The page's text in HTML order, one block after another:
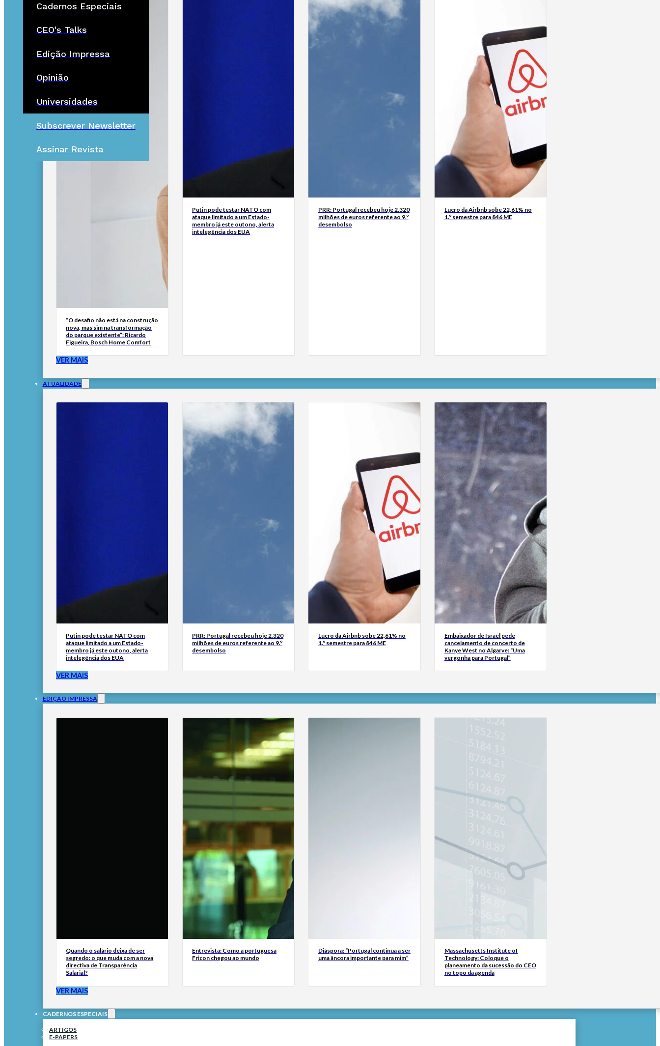
Cadernos Especiais
CEO's Talks
Edição Impressa
Opinião
Universidades
Subscrever Newsletter
Assinar Revista
“O desafio não está na construção
nova, mas sim na transformação
do parque existente”: Ricardo
Figueira, Bosch Home Comfort
Putin pode testar NATO com
ataque limitado a um Estado-
membro já este outono, alerta
intelegência dos EUA
PRR: Portugal recebeu hoje 2.320
milhões de euros referente ao 9.º
desembolso
Lucro da Airbnb sobe 22,61% no
1.º semestre para 846 ME
VER MAIS
ATUALIDADE
Putin pode testar NATO com
ataque limitado a um Estado-
membro já este outono, alerta
intelegência dos EUA
PRR: Portugal recebeu hoje 2.320
milhões de euros referente ao 9.º
desembolso
Lucro da Airbnb sobe 22,61% no
1.º semestre para 846 ME
Embaixador de Israel pede
cancelamento de concerto de
Kanye West no Algarve: “Uma
vergonha para Portugal”
VER MAIS
EDIÇÃO IMPRESSA
Quando o salário deixa de ser
segredo: o que muda com a nova
directiva de Transparência
Salarial?
Entrevista: Como a portuguesa
Fricon chegou ao mundo
Diáspora: “Portugal continua a ser
uma âncora importante para mim”
Massachusetts Institute of
Technology: Coloque o
planeamento da sucessão do CEO
no topo da agenda
VER MAIS
CADERNOS ESPECIAIS
ARTIGOS
E-PAPERS